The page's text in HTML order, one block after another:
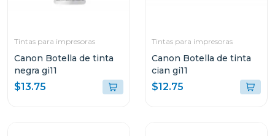
Tintas para impresoras
Canon Botella de tinta
negra gi11
$13.75
Tintas para impresoras
Canon Botella de tinta
cian gi11
$12.75